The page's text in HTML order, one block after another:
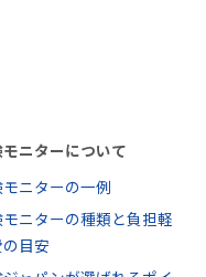
ニターについて
ニターの一例
ニターの種類と負担軽
目安